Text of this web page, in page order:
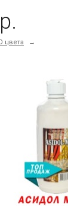
цвета
→